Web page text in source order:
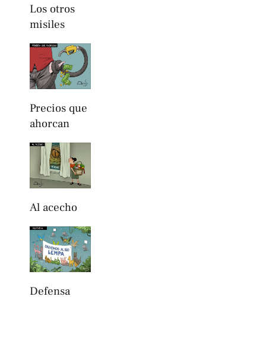
Los otros
misiles
Precios que
ahorcan
Al acecho
Defensa